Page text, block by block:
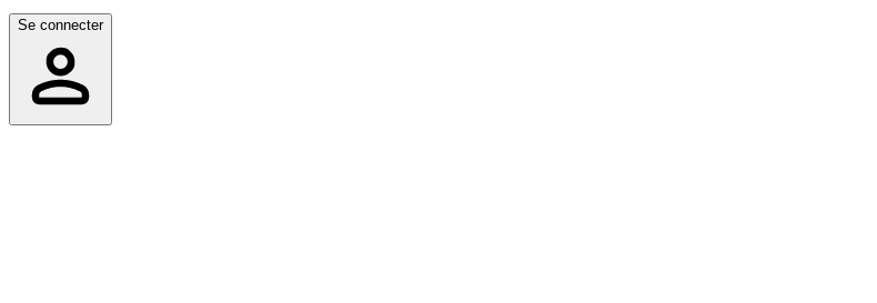
Se connecter